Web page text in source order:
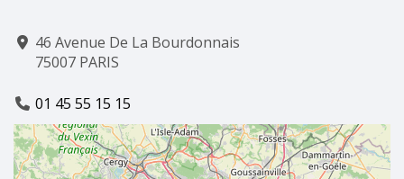
46 Avenue De La Bourdonnais
75007 PARIS
01 45 55 15 15